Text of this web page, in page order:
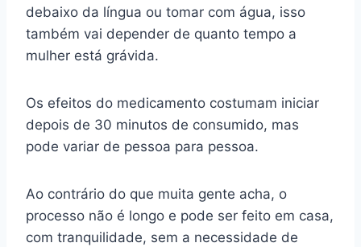
debaixo da língua ou tomar com água, isso
também vai depender de quanto tempo a
mulher está grávida.
Os efeitos do medicamento costumam iniciar
depois de 30 minutos de consumido, mas
pode variar de pessoa para pessoa.
Ao contrário do que muita gente acha, o
processo não é longo e pode ser feito em casa,
com tranquilidade, sem a necessidade de